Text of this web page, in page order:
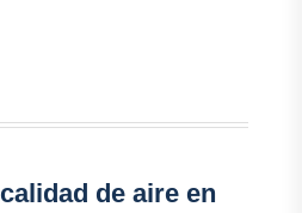
de aire en